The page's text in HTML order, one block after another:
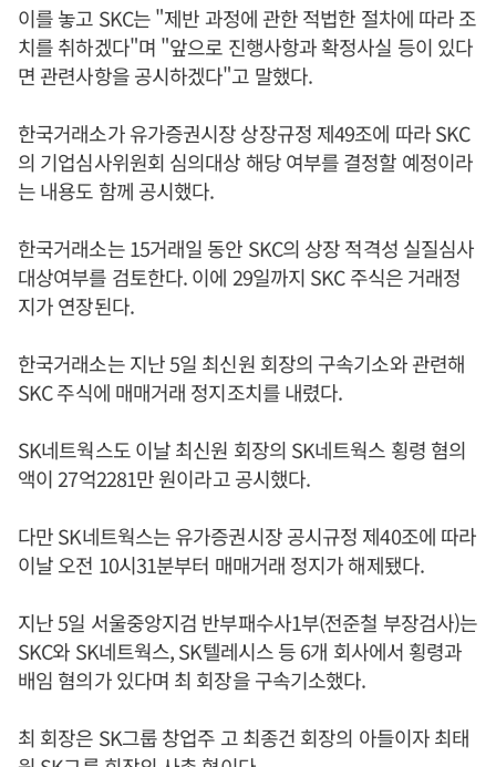
이를 놓고 SKC는 "제반 과정에 관한 적법한 절차에 따라 조
치를 취하겠다"며 "앞으로 진행사항과 확정사실 등이 있다
면 관련사항을 공시하겠다"고 말했다.
한국거래소가 유가증권시장 상장규정 제49조에 따라 SKC
의 기업심사위원회 심의대상 해당 여부를 결정할 예정이라
는 내용도 함께 공시했다.
한국거래소는 15거래일 동안 SKC의 상장 적격성 실질심사
대상여부를 검토한다. 이에 29일까지 SKC 주식은 거래정
지가 연장된다.
한국거래소는 지난 5일 최신원 회장의 구속기소와 관련해
SKC 주식에 매매거래 정지조치를 내렸다.
SK네트웍스도 이날 최신원 회장의 SK네트웍스 횡령 혐의
액이 27억2281만 원이라고 공시했다.
다만 SK네트웍스는 유가증권시장 공시규정 제40조에 따라
이날 오전 10시31분부터 매매거래 정지가 해제됐다.
지난 5일 서울중앙지검 반부패수사1부(전준철 부장검사)는
SKC와 SK네트웍스, SK텔레시스 등 6개 회사에서 횡령과
배임 혐의가 있다며 최 회장을 구속기소했다.
최 회장은 SK그룹 창업주 고 최종건 회장의 아들이자 최태